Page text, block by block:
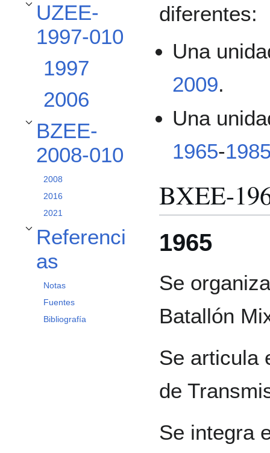
UZEE-
1997-010
Alternar subsección UZEE-1997-010
1997
2006
BZEE-
2008-010
Alternar subsección BZEE-2008-010
2008
2016
2021
Referenci
as
Alternar subsección Referencias
Notas
Fuentes
Bibliografía
diferentes:
Una
2009.
Una
1965-
BXEE-
1965
Se
Batallón
Se articula
de
Se integra